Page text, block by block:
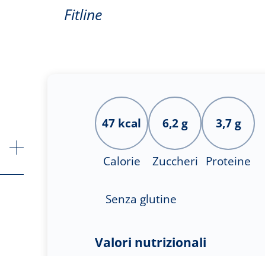
Fitline
47 kcal
Calorie
6,2 g
Zuccheri
3,7 g
Proteine
Senza glutine
Valori nutrizionali